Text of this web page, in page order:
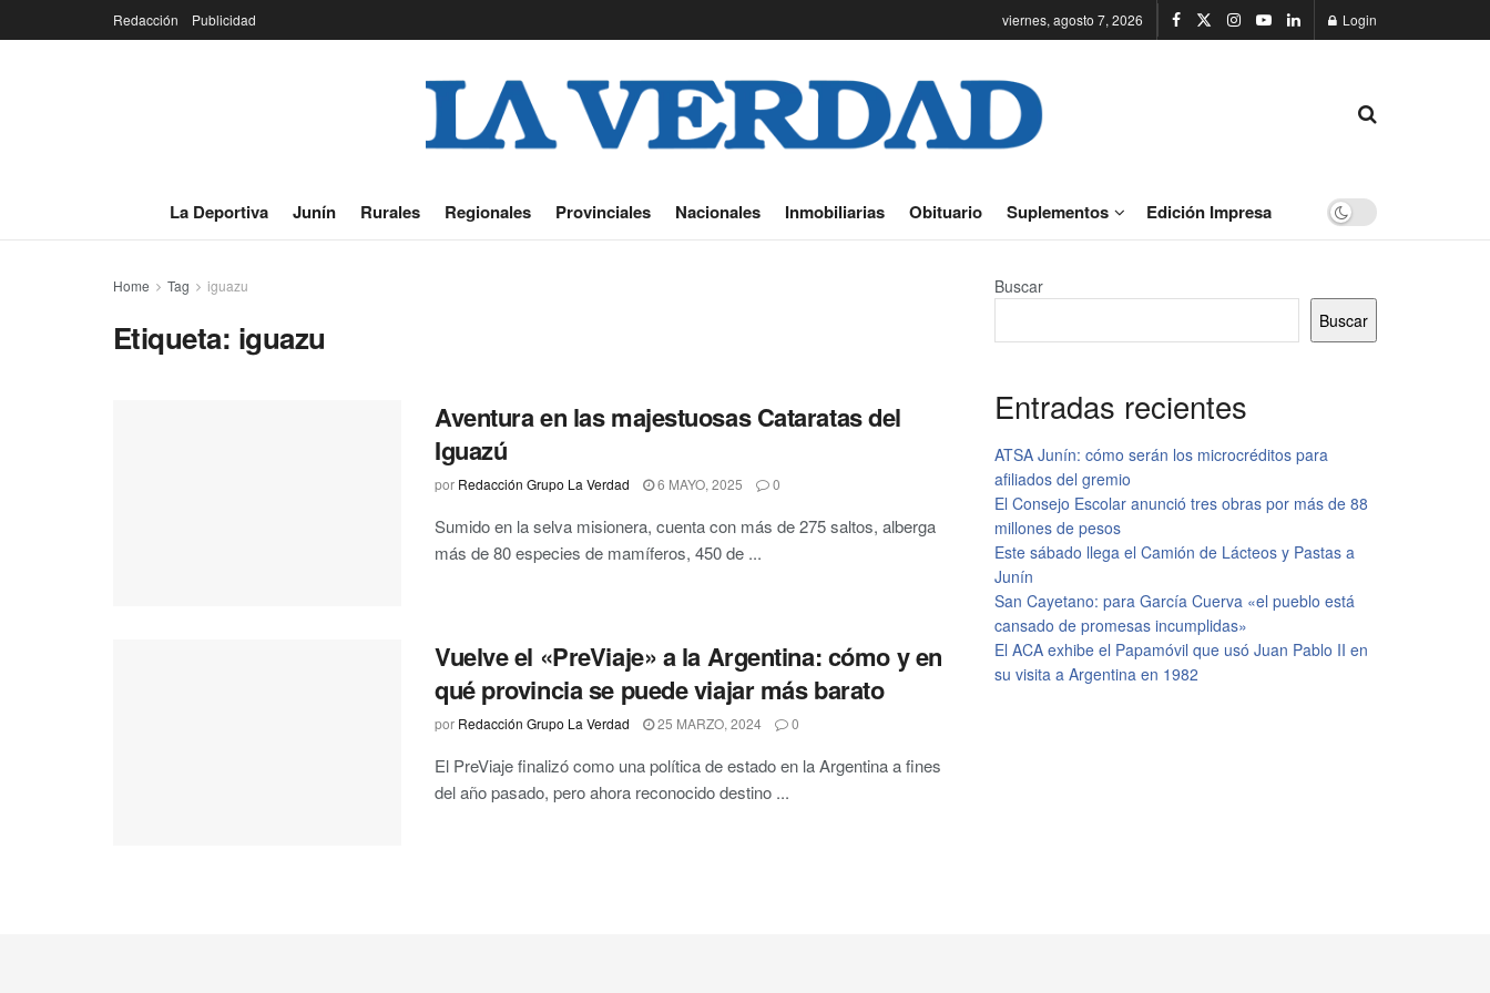
Redacción Publicidad viernes, agosto 7, 2026 Login
La Deportiva Junín Rurales Regionales Provinciales Nacionales Inmobiliarias Obituario Suplementos Edición Impresa
Home Tag iguazu
Etiqueta: iguazu
Aventura en las majestuosas Cataratas del
Iguazú
por Redacción Grupo La Verdad 6 MAYO, 2025 0
Sumido en la selva misionera, cuenta con más de 275 saltos, alberga
más de 80 especies de mamíferos, 450 de ...
Vuelve el «PreViaje» a la Argentina: cómo y en
qué provincia se puede viajar más barato
por Redacción Grupo La Verdad 25 MARZO, 2024 0
El PreViaje finalizó como una política de estado en la Argentina a fines
del año pasado, pero ahora reconocido destino ...
Buscar
Buscar
Entradas recientes
ATSA Junín: cómo serán los microcréditos para
afiliados del gremio
El Consejo Escolar anunció tres obras por más de 88
millones de pesos
Este sábado llega el Camión de Lácteos y Pastas a
Junín
San Cayetano: para García Cuerva «el pueblo está
cansado de promesas incumplidas»
El ACA exhibe el Papamóvil que usó Juan Pablo II en
su visita a Argentina en 1982